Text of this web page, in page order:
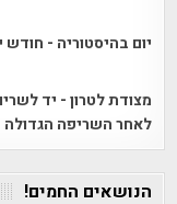
יום בהיסטוריה - חודש
מצודת לטרון - יד
לאחר השריפה הגדולה
הנושאים החמים!